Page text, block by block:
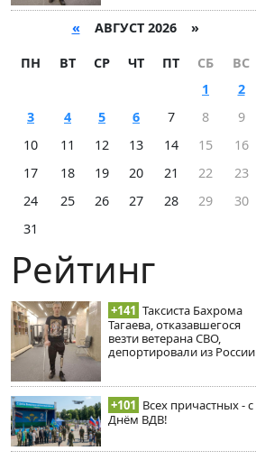
« АВГУСТ 2026 »
ПН ВТ СР ЧТ ПТ СБ
ВС
1
2
3
4 5 6 7 8
9
10
11 12 13 14 15
16
17
18 19 20 21 22
23
24
25 26 27 28 29
30
31
Рейтинг
+141 Таксиста Бахрома
Тагаева, отказавшегося
везти ветерана СВО,
депортировали из России
+101 Всех причастных - с
Днём ВДВ!